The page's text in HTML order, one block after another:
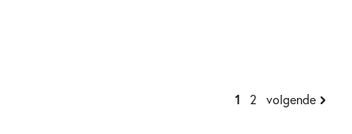
1 2 volgende